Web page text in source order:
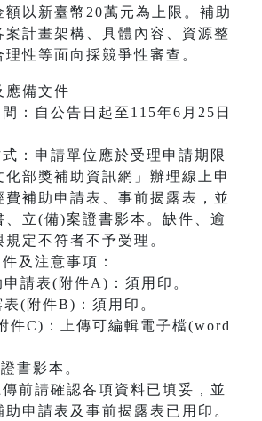
額以新臺幣20萬元為上限。補助
案計畫架構、具體內容、資源整
性等面向採競爭性審查。
應備文件
：自公告日起至115年6月25日
：申請單位應於受理申請期限
化部獎補助資訊網」辦理線上申
費補助申請表、事前揭露表，並
、立(備)案證書影本。缺件、逾
定不符者不予受理。
及注意事項：
請表(附件A)：須用印。
(附件B)：須用印。
件C)：上傳可編輯電子檔(word
書影本。
前請確認各項資料已填妥，並
助申請表及事前揭露表已用印。